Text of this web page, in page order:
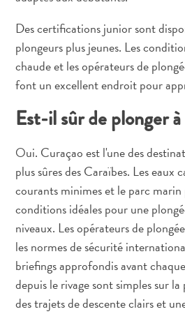
Wave
Plus
récents
Activités
aux
Culture
&
gastronomie
jour
Planifiez
votre
voyage
Plongée
Des certifications junior sont
plongeurs plus jeunes. Les
chaude et les opérateurs de
font un excellent endroit pour
Est-il sûr de plonger
Oui. Curaçao est l'une des
plus sûres des Caraïbes. Les eaux
courants minimes et le parc
conditions idéales pour une
niveaux. Les opérateurs de
les normes de sécurité
briefings approfondis avant
depuis le rivage sont simples sur
des trajets de descente clairs et